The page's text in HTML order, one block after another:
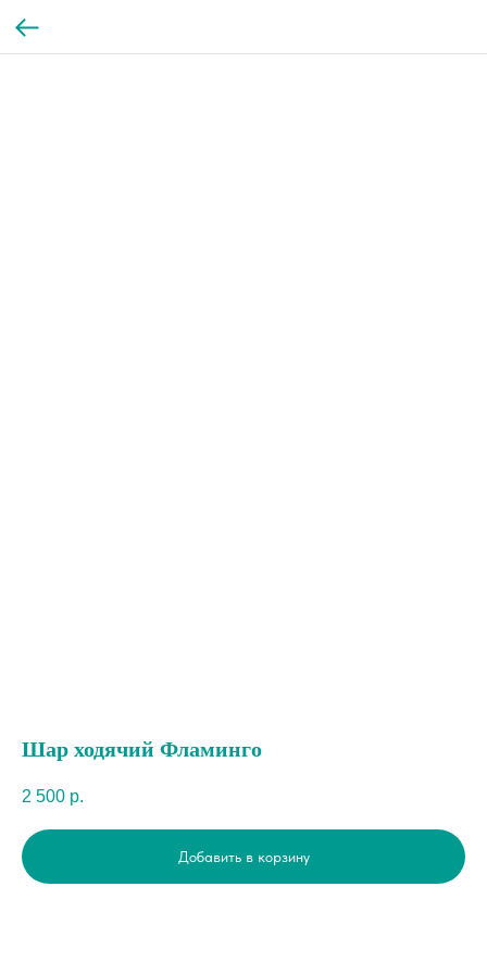
Шар ходячий Фламинго
2 500 р.
Добавить в корзину